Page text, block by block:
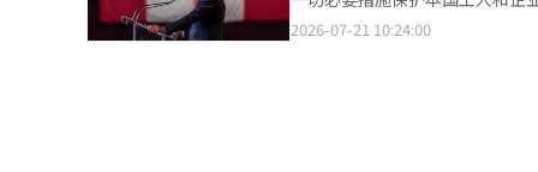
庭决定不再追加证人，结束审判
除。他还建议对多户住宅的基
的纳税延期条件。关于资本利得
称：“美国政府宣布将对大量加
2026-07-21 10:24:00